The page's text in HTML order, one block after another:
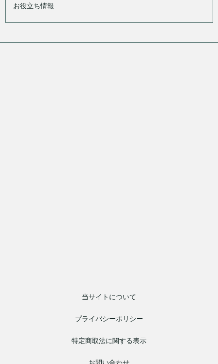
お役立ち情報
当サイトについて
プライバシーポリシー
特定商取法に関する表示
お問い合わせ